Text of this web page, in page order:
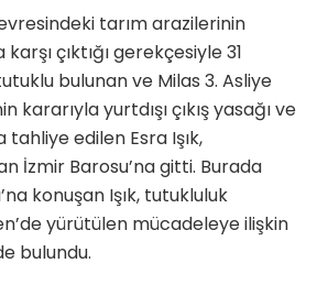
tarım arazilerinin
çıktığı gerekçesiyle 31
bulunan ve Milas 3. Asliye
kararıyla yurtdışı çıkış yasağı ve
edilen Esra Işık,
İzmir Barosu’na gitti. Burada
konuşan Işık, tutukluluk
yürütülen mücadeleye ilişkin
bulundu.